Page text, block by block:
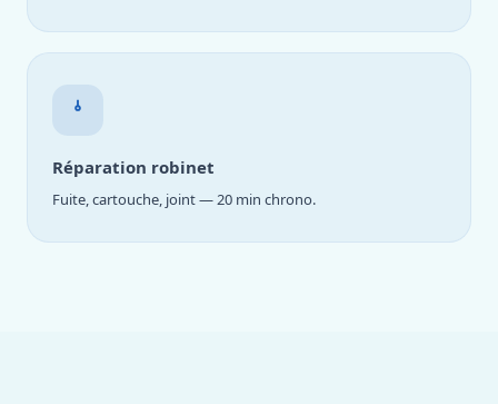
Réparation robinet
Fuite, cartouche, joint — 20 min chrono.